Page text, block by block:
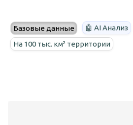
Базовые данные 🤖 AI Анализ
На 100 тыс. км² территории